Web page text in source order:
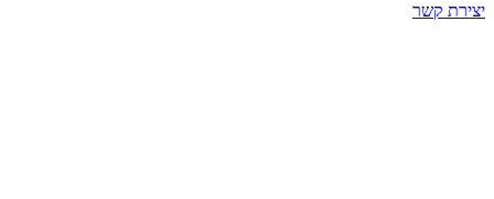
יצירת קשר